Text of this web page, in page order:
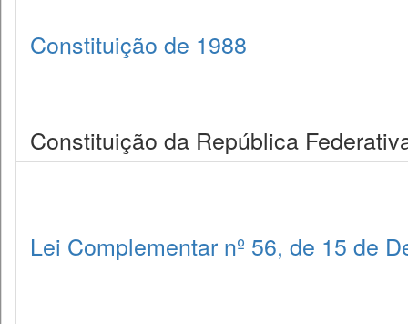
Constituição de 1988
Constituição da República
Lei Complementar nº 56, de 15 de